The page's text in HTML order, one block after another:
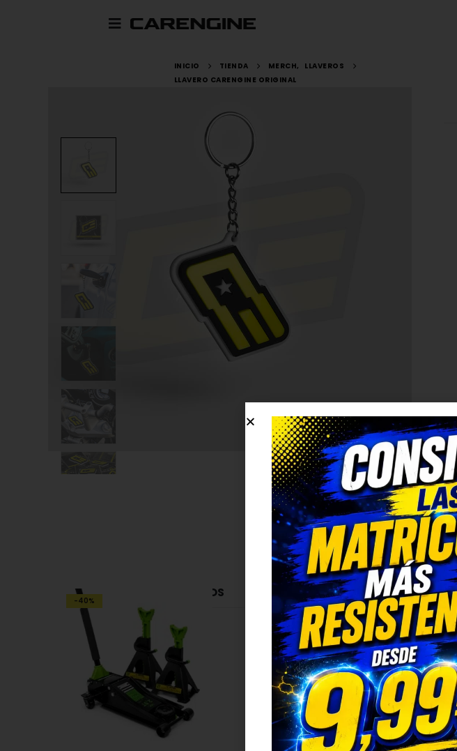
INICIO TIENDA MERCH,
LLAVEROS
LLAVERO CARENGINE ORIGINAL
PRODUCTOS RELACIONADOS
-40%